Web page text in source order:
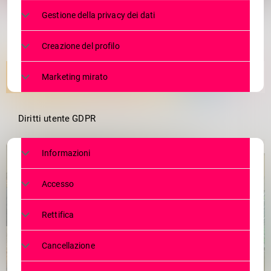
Gestione della privacy dei dati
Creazione del profilo
Marketing mirato
Diritti utente GDPR
Informazioni
Accesso
Rettifica
Cancellazione